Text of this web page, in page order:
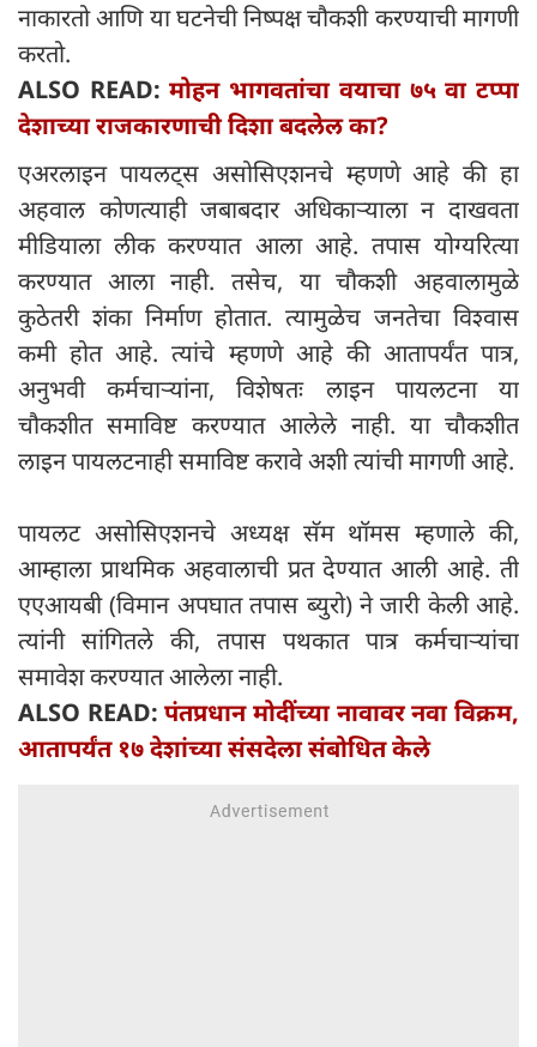
नाकारतो आणि या घटनेची निष्पक्ष चौकशी करण्याची मागणी
करतो.
ALSO READ:मोहन भागवतांचा वयाचा ७५ वा टप्पा
देशाच्या राजकारणाची दिशा बदलेल का?
एअरलाइन पायलट्स असोसिएशनचे म्हणणे आहे की हा
अहवाल कोणत्याही जबाबदार अधिकाऱ्याला न दाखवता
मीडियाला लीक करण्यात आला आहे. तपास योग्यरित्या
करण्यात आला नाही. तसेच, या चौकशी अहवालामुळे
कुठेतरी शंका निर्माण होतात. त्यामुळेच जनतेचा विश्वास
कमी होत आहे. त्यांचे म्हणणे आहे की आतापर्यंत पात्र,
अनुभवी कर्मचाऱ्यांना, विशेषतः लाइन पायलटना या
चौकशीत समाविष्ट करण्यात आलेले नाही. या चौकशीत
लाइन पायलटनाही समाविष्ट करावे अशी त्यांची मागणी आहे.
पायलट असोसिएशनचे अध्यक्ष सॅम थॉमस म्हणाले की,
आम्हाला प्राथमिक अहवालाची प्रत देण्यात आली आहे. ती
एएआयबी (विमान अपघात तपास ब्युरो) ने जारी केली आहे.
त्यांनी सांगितले की, तपास पथकात पात्र कर्मचाऱ्यांचा
समावेश करण्यात आलेला नाही.
ALSO READ:पंतप्रधान मोदींच्या नावावर नवा विक्रम,
आतापर्यंत १७ देशांच्या संसदेला संबोधित केले